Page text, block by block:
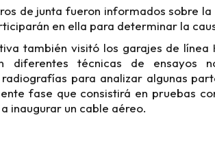
de junta fueron informados sobre
en ella para determinar la
también visitó los garajes de línea
diferentes técnicas de ensayos
para analizar algunas
fase que consistirá en pruebas
inaugurar un cable aéreo.